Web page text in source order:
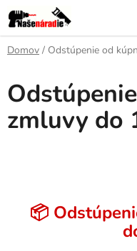
Prejsť
na
obsah
Domov / Odstúpenie od
zmluvy do
📦